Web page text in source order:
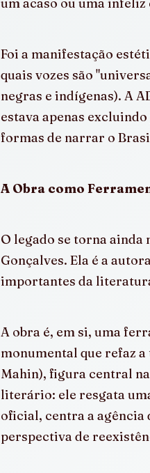
Foi a manifestação
quais vozes são
negras e indígenas). A
estava apenas
formas de narrar o
A Obra como
O legado se torna ainda
Gonçalves. Ela é a
importantes da
A obra é, em si, uma
monumental que refaz
Mahin), figura central
literário: ele resgata
oficial, centra a agência
perspectiva de